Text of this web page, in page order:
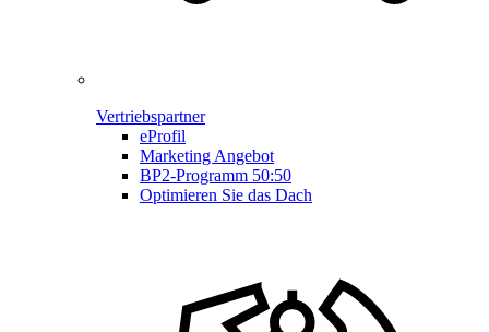
Vertriebspartner
eProfil
Marketing Angebot
BP2-Programm 50:50
Optimieren Sie das Dach